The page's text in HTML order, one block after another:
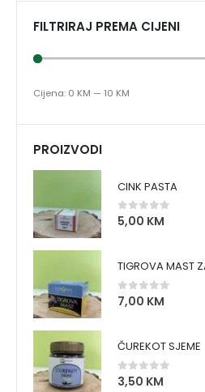
FILTRIRAJ PREMA CIJENI
Cijena: 0 KM — 10 KM
PROIZVODI
CINK PASTA
0 out of 5
5,00 KM
0 out of 5
7,00 KM
ČUREKOT SJEME
0 out of 5
3,50 KM